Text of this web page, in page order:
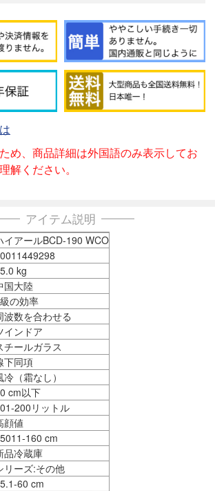
め、商品詳細は外国語のみ表示してお
解ください。
アイテム説明
イアールBCD-190 WCO
kg
国大陸
の効率
波数を合わせる
インドア
チールガラス
下同項
冷（霜なし）
cm以下
200リットル
顔値
160 cm
品冷蔵庫
リーズ:その他
60 cm